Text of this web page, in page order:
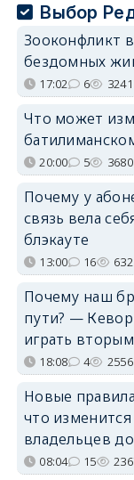
Выбор
Зооконфликт
бездомных
17:02 6 3241
Что может
20:00 5 3680
Почему у
связь вела
блэкауте
13:00 16
Почему наш
пути? —
играть
18:08 4 2556
Новые
что
владельцев
08:04 15